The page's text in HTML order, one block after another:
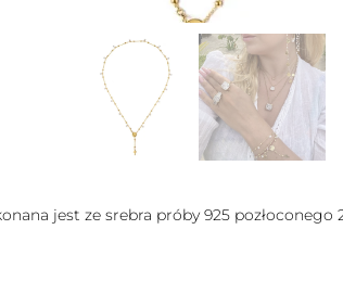
jest ze srebra próby 925